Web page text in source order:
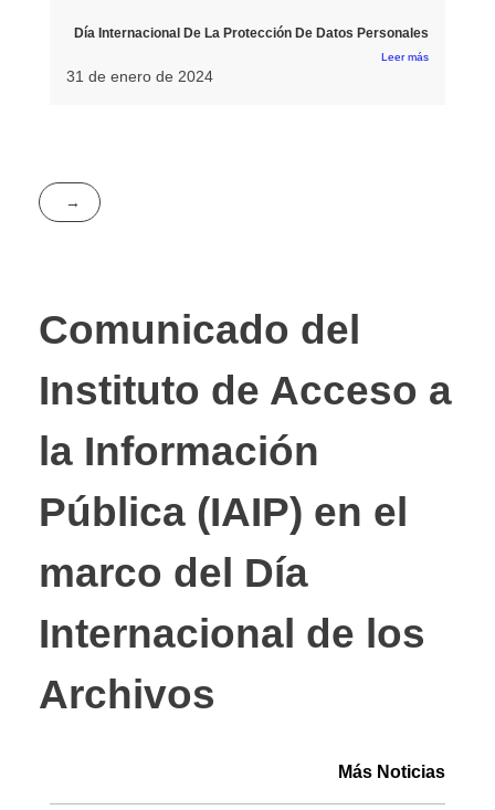
Día Internacional De La Protección De Datos Personales
Leer más
31 de enero de 2024
Comunicado del
Instituto de Acceso a
la Información
Pública (IAIP) en el
marco del Día
Internacional de los
Archivos
Más Noticias